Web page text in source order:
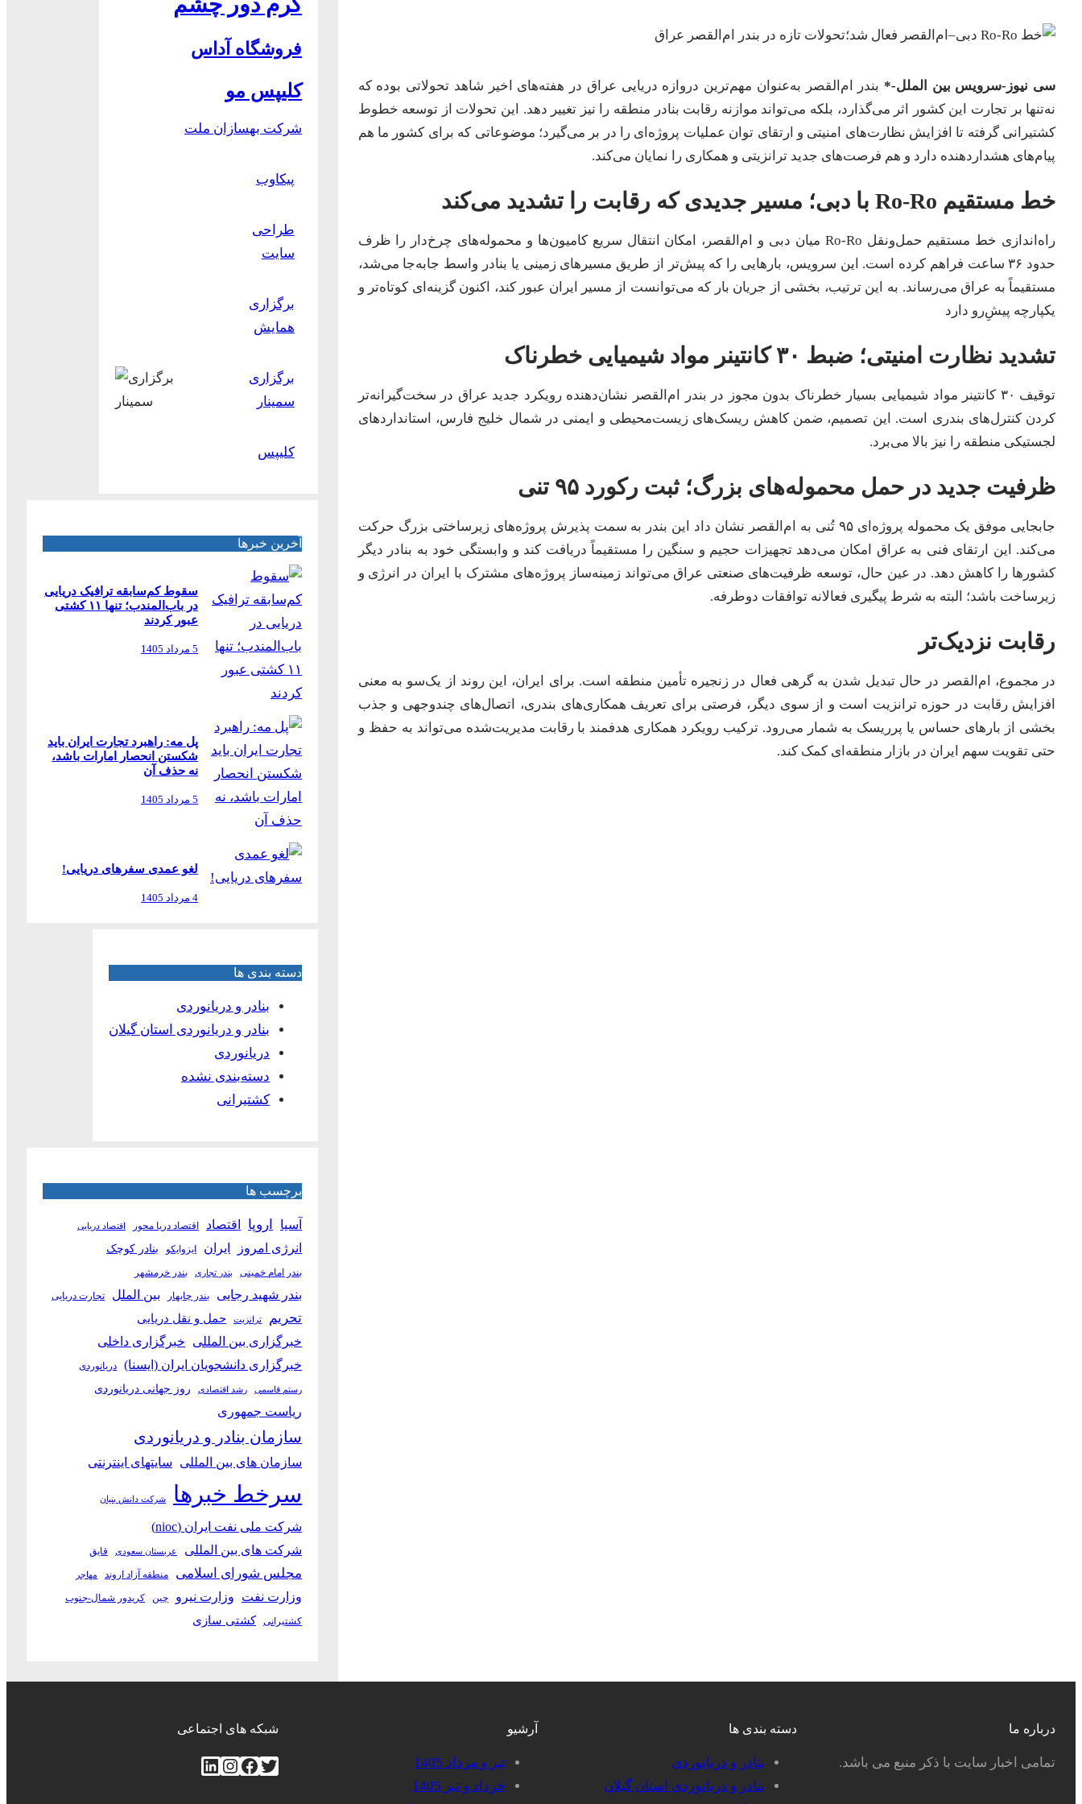
سی نیوز-سرویس بین الملل-* بندر ام‌القصر به‌عنوان مهم‌ترین دروازه دریایی عراق در هفته‌های اخیر شاهد تحولاتی بوده که
نه‌تنها بر تجارت این کشور اثر می‌گذارد، بلکه می‌تواند موازنه رقابت بنادر منطقه را نیز تغییر دهد. این تحولات از توسعه خطوط
کشتیرانی گرفته تا افزایش نظارت‌های امنیتی و ارتقای توان عملیات پروژه‌ای را در بر می‌گیرد؛ موضوعاتی که برای کشور ما هم
پیام‌های هشداردهنده دارد و هم فرصت‌های جدید ترانزیتی و همکاری را نمایان می‌کند.
خط مستقیم Ro-Ro با دبی؛ مسیر جدیدی که رقابت را تشدید می‌کند
راه‌اندازی خط مستقیم حمل‌ونقل Ro-Ro میان دبی و ام‌القصر، امکان انتقال سریع کامیون‌ها و محموله‌های چرخ‌دار را ظرف
حدود ۳۶ ساعت فراهم کرده است. این سرویس، بارهایی را که پیش‌تر از طریق مسیرهای زمینی یا بنادر واسط جابه‌جا می‌شد،
مستقیماً به عراق می‌رساند. به این ترتیب، بخشی از جریان بار که می‌توانست از مسیر ایران عبور کند، اکنون گزینه‌ای کوتاه‌تر و
یکپارچه پیشِ‌رو دارد
تشدید نظارت امنیتی؛ ضبط ۳۰ کانتینر مواد شیمیایی خطرناک
توقیف ۳۰ کانتینر مواد شیمیایی بسیار خطرناک بدون مجوز در بندر ام‌القصر نشان‌دهنده رویکرد جدید عراق در سخت‌گیرانه‌تر
کردن کنترل‌های بندری است. این تصمیم، ضمن کاهش ریسک‌های زیست‌محیطی و ایمنی در شمال خلیج فارس، استانداردهای
لجستیکی منطقه را نیز بالا می‌برد.
ظرفیت جدید در حمل محموله‌های بزرگ؛ ثبت رکورد ۹۵ تنی
جابجایی موفق یک محموله پروژه‌ای ۹۵ تُنی به ام‌القصر نشان داد این بندر به سمت پذیرش پروژه‌های زیرساختی بزرگ حرکت
می‌کند. این ارتقای فنی به عراق امکان می‌دهد تجهیزات حجیم و سنگین را مستقیماً دریافت کند و وابستگی خود به بنادر دیگر
کشورها را کاهش دهد. در عین حال، توسعه ظرفیت‌های صنعتی عراق می‌تواند زمینه‌ساز پروژه‌های مشترک با ایران در انرژی و
زیرساخت باشد؛ البته به شرط پیگیری فعالانه توافقات دوطرفه.
رقابت نزدیک‌تر
در مجموع، ام‌القصر در حال تبدیل شدن به گرهی فعال در زنجیره تأمین منطقه است. برای ایران، این روند از یک‌سو به معنی
افزایش رقابت در حوزه ترانزیت است و از سوی دیگر، فرصتی برای تعریف همکاری‌های بندری، اتصال‌های چندوجهی و جذب
بخشی از بارهای حساس یا پرریسک به شمار می‌رود. ترکیب رویکرد همکاری هدفمند با رقابت مدیریت‌شده می‌تواند به حفظ و
حتی تقویت سهم ایران در بازار منطقه‌ای کمک کند.
فروشگاه آداس
کلیپس مو
شرکت بهسازان ملت
پیکاوب
طراحی
سایت
برگزاری
همایش
برگزاری
سمینار
کلیپس
آخرین خبرها
سقوط کم‌سابقه ترافیک دریایی
در باب‌المندب؛ تنها ۱۱ کشتی
عبور کردند
5 مرداد 1405
پل مه: راهبرد تجارت ایران باید
شکستن انحصار امارات باشد،
نه حذف آن
5 مرداد 1405
لغو عمدی سفرهای دریایی!
4 مرداد 1405
دسته بندی ها
بنادر و دریانوردی
بنادر و دریانوردی استان گیلان
دریانوردی
دسته‌بندی نشده
کشتیرانی
برچسب ها
آسیا اروپا اقتصاد اقتصاد دریا محور اقتصاد دریایی
انرژی امروز ایران ایزوایکو بنادر کوچک
بندر امام خمینی بندر تجاری بندر خرمشهر
بندر شهید رجایی بندر چابهار بین الملل تجارت دریایی
تحریم ترانزیت حمل و نقل دریایی
خبرگزاری بین المللی خبرگزاری داخلی
خبرگزاری دانشجویان ایران (ایسنا)
دریانوردی
رستم قاسمی رشد اقتصادی روز جهانی دریانوردی
ریاست جمهوری
سازمان بنادر و دریانوردی
سازمان های بین المللی سایتهای اینترنتی
سرخط خبرها شرکت دانش بنیان
شرکت ملی نفت ایران (nioc)
شرکت های بین المللی
عربستان سعودی قایق
مجلس شورای اسلامی منطقه آزاد اروند مهاجر
وزارت نفت وزارت نیرو چین کریدور شمال-جنوب
کشتیرانی کشتی سازی
درباره ما
تمامی اخبار سایت با ذکر منبع می باشد.
دسته بندی ها
بنادر و دریانوردی
بنادر و دریانوردی استان گیلان
آرشیو
تیر و مرداد 1405
خرداد و تیر 1405
شبکه های اجتماعی
توییتر فیس‌بوکاینستاگرم لینکداین